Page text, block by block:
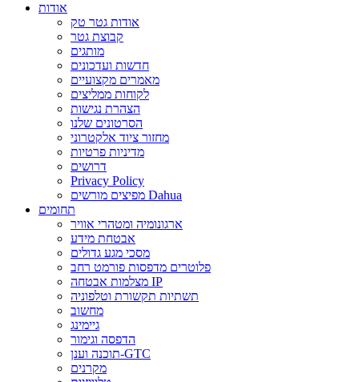
אודות
אודות גטר טק
קבוצת גטר
מותגים
חדשות ועדכונים
מאמרים מקצועיים
לקוחות ממליצים
הצהרת נגישות
הסרטונים שלנו
מחזור ציוד אלקטרוני
מדיניות פרטיות
דרושים
Privacy Policy
מפיצים מורשים Dahua
תחומים
ארגונומיה ומטהרי אוויר
אבטחת מידע
מסכי מגע גדולים
פלוטרים מדפסות פורמט רחב
מצלמות אבטחה IP
תשתיות תקשורת וטלפוניה
מחשוב
גיימינג
הדפסה וגימור
תוכנה וענן-GTC
מקרנים